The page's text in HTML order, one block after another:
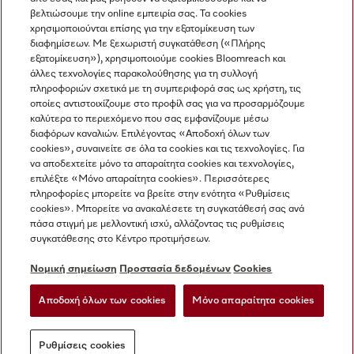
Η εταιρεία μας
Όροι και Προϋποθέσεις
Προστασία δεδομένων
Όροι Χρήσης
Δήλωση Προσβασιμότητας
Νόμος για τις ψηφιακές υπηρεσίες
Ρυθμίσεις cookies
Miele στο Instagram
Miele στο Facebook
Miele στο Youtube
βελτιώσουμε την online εμπειρία σας. Τα cookies
χρησιμοποιούνται επίσης για την εξατομίκευση των
διαφημίσεων. Με ξεχωριστή συγκατάθεση («Πλήρης
εξατομίκευση»), χρησιμοποιούμε cookies Bloomreach και
άλλες τεχνολογίες παρακολούθησης για τη συλλογή
πληροφοριών σχετικά με τη συμπεριφορά σας ως χρήστη, τις
οποίες αντιστοιχίζουμε στο προφίλ σας για να προσαρμόζουμε
καλύτερα το περιεχόμενο που σας εμφανίζουμε μέσω
διαφόρων καναλιών. Επιλέγοντας «Αποδοχή όλων των
cookies», συναινείτε σε όλα τα cookies και τις τεχνολογίες. Για
να αποδεχτείτε μόνο τα απαραίτητα cookies και τεχνολογίες,
επιλέξτε «Μόνο απαραίτητα cookies». Περισσότερες
πληροφορίες μπορείτε να βρείτε στην ενότητα «Ρυθμίσεις
cookies». Μπορείτε να ανακαλέσετε τη συγκατάθεσή σας ανά
πάσα στιγμή με μελλοντική ισχύ, αλλάζοντας τις ρυθμίσεις
συγκατάθεσης στο Κέντρο προτιμήσεων.
Νομική σημείωση Προστασία δεδομένων Cookies
Αποδοχή όλων των cookies Μόνο απαραίτητα cookies
Ρυθμίσεις cookies